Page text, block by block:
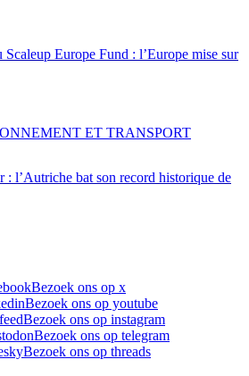
Scaleup Europe Fund : l’Europe mise sur
: l’Autriche bat son record historique de
ET TRANSPORT
Bezoek ons op x
Bezoek ons op youtube
Bezoek ons op instagram
Bezoek ons op telegram
Bezoek ons op threads